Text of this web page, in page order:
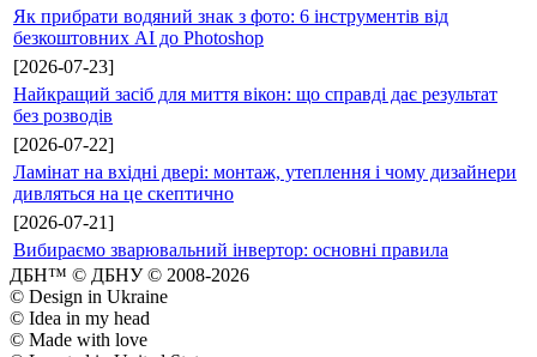
Як прибрати водяний знак з фото: 6 інструментів від
безкоштовних AI до Photoshop
[2026-07-23]
Найкращий засіб для миття вікон: що справді дає результат
без розводів
[2026-07-22]
Ламінат на вхідні двері: монтаж, утеплення і чому дизайнери
дивляться на це скептично
[2026-07-21]
Вибираємо зварювальний інвертор: основні правила
ДБН™ © ДБНУ © 2008-2026
© Design in Ukraine
© Idea in my head
© Made with love